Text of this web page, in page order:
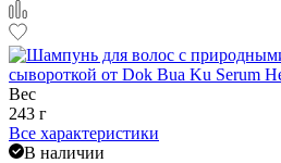
Вес
243 г
Все характеристики
В наличии